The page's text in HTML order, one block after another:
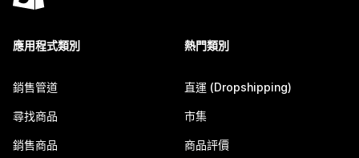
應用程式類別
銷售管道
尋找商品
銷售商品
熱門類別
直運 (Dropshipping)
市集
商品評價